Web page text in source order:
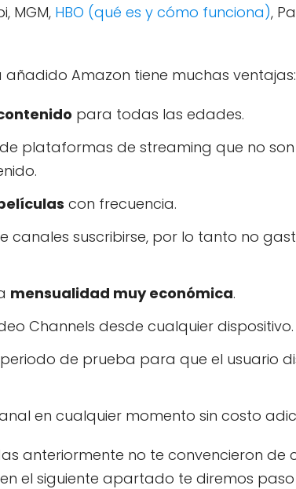
MGM, HBO (qué es y cómo funciona),
Amazon tiene muchas ventajas:
para todas las edades.
plataformas de streaming que no
con frecuencia.
canales suscribirse, por lo tanto no
mensualidad muy económica.
Channels desde cualquier dispositivo.
de prueba para que el usuario
en cualquier momento sin costo
anteriormente no te convencieron de
en el siguiente apartado te diremos